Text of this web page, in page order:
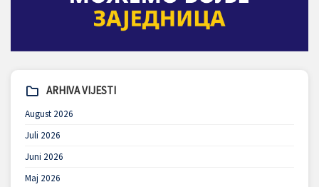
ARHIVA VIJESTI
August 2026
Juli 2026
Juni 2026
Maj 2026